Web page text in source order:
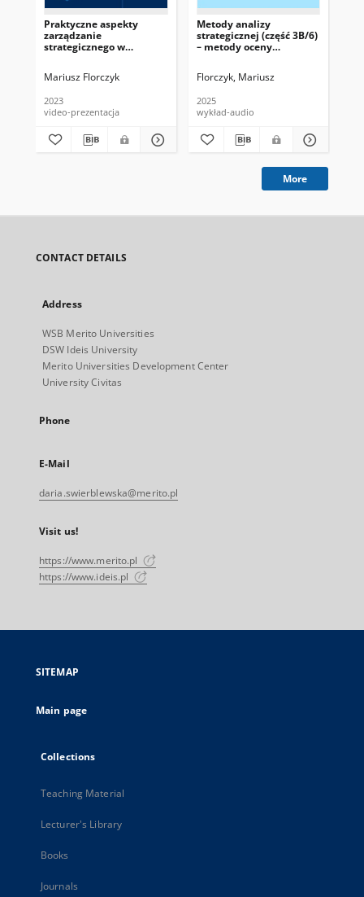
Praktyczne aspekty
zarządzanie
strategicznego w
organizacji
Mariusz Florczyk
2023
video-prezentacja
Metody analizy
strategicznej (część 3B/6)
– metody oceny
wielokryterialnej analizy
Florczyk, Mariusz
2025
wykład-audio
More
CONTACT DETAILS
Address
WSB Merito Universities
DSW Ideis University
Merito Universities Development Center
University Civitas
Phone
E-Mail
daria.swierblewska@merito.pl
Visit us!
https://www.merito.pl
https://www.ideis.pl
SITEMAP
Main page
Collections
Teaching Material
Lecturer's Library
Books
Journals